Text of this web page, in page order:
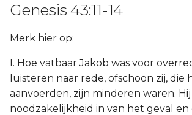
Genesis 43:11-14
Merk hier op:
I. Hoe vatbaar Jakob was voor
luisteren naar rede, ofschoon zij, die
aanvoerden, zijn minderen waren.
noodzakelijkheid in van het geval